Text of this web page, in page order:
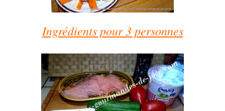
Ingrédients pour 3 personnes